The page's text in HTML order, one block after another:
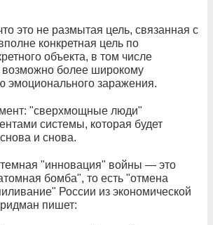
это не размытая цель, связанная с
конкретная цель по
объекта, в том числе
возможно более широкому
эмоционального заражения.
"сверхмощные люди"
системы, которая будет
и снова.
"инновация" войны — это
бомба", то есть "отмена
России из экономической
пишет: